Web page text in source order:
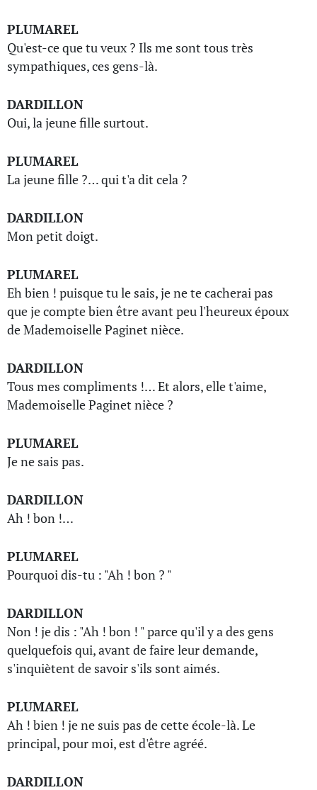
PLUMAREL
Qu'est-ce que tu veux ? Ils me sont tous très
sympathiques, ces gens-là.
DARDILLON
Oui, la jeune fille surtout.
PLUMAREL
La jeune fille ?… qui t'a dit cela ?
DARDILLON
Mon petit doigt.
PLUMAREL
Eh bien ! puisque tu le sais, je ne te cacherai pas
que je compte bien être avant peu l'heureux époux
de Mademoiselle Paginet nièce.
DARDILLON
Tous mes compliments !… Et alors, elle t'aime,
Mademoiselle Paginet nièce ?
PLUMAREL
Je ne sais pas.
DARDILLON
Ah ! bon !…
PLUMAREL
Pourquoi dis-tu : "Ah ! bon ? "
DARDILLON
Non ! je dis : "Ah ! bon ! " parce qu'il y a des gens
quelquefois qui, avant de faire leur demande,
s'inquiètent de savoir s'ils sont aimés.
PLUMAREL
Ah ! bien ! je ne suis pas de cette école-là. Le
principal, pour moi, est d'être agréé.
DARDILLON